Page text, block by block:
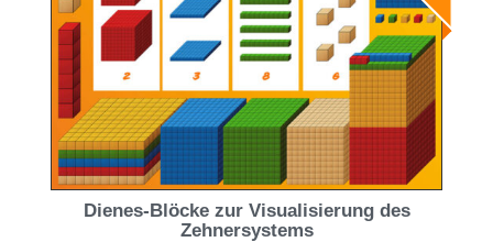
Dienes-Blöcke zur Visualisierung des
Zehnersystems